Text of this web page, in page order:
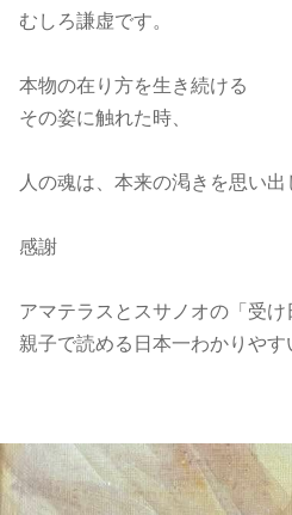
むしろ謙虚です。
本物の在り方を生き続ける
その姿に触れた時、
人の魂は、本来の渇きを思い出
感謝
アマテラスとスサノオの「受け
親子で読める日本一わかりや